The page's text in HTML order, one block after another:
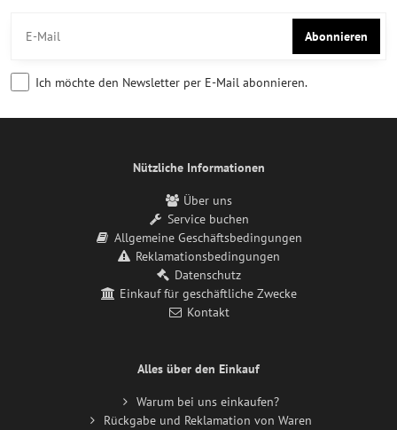
Abonnieren
Ich möchte den Newsletter per E-Mail abonnieren.
Nützliche Informationen
Über uns
Service buchen
Allgemeine Geschäftsbedingungen
Reklamationsbedingungen
Datenschutz
Einkauf für geschäftliche Zwecke
Kontakt
Alles über den Einkauf
Warum bei uns einkaufen?
Rückgabe und Reklamation von Waren